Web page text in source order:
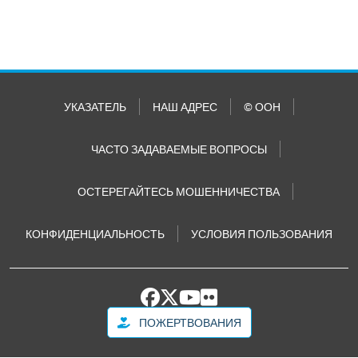
УКАЗАТЕЛЬ НАШ АДРЕС © ООН
ЧАСТО ЗАДАВАЕМЫЕ ВОПРОСЫ
ОСТЕРЕГАЙТЕСЬ МОШЕННИЧЕСТВА
КОНФИДЕНЦИАЛЬНОСТЬ УСЛОВИЯ ПОЛЬЗОВАНИЯ
ПОЖЕРТВОВАНИЯ